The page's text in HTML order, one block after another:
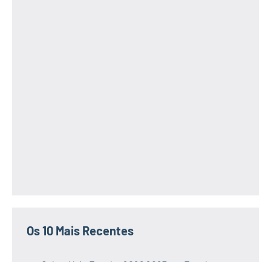
Os 10 Mais Recentes